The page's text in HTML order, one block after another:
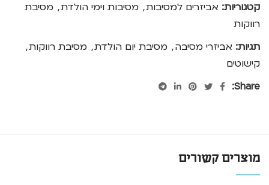
קטגוריות: אביזרים למסיבות, מסיבות וימי הולדת, מסיבת
רווקות
תגיות: אביזרי מסיבה, מסיבת יום הולדת, מסיבת רווקות,
קישוטים
Share:
מוצרים קשורים